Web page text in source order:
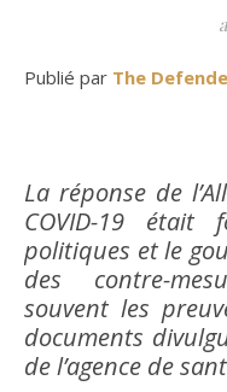
Publié par The
La réponse de
COVID-19 était
politiques et le
des contre-
souvent les
documents
de l’agence de